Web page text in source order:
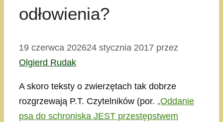
odłowienia?
19 czerwca 202624 stycznia 2017 przez
Olgierd Rudak
A skoro teksty o zwierzętach tak dobrze
rozgrzewają P.T. Czytelników (por. „Oddanie
psa do schroniska JEST przestępstwem